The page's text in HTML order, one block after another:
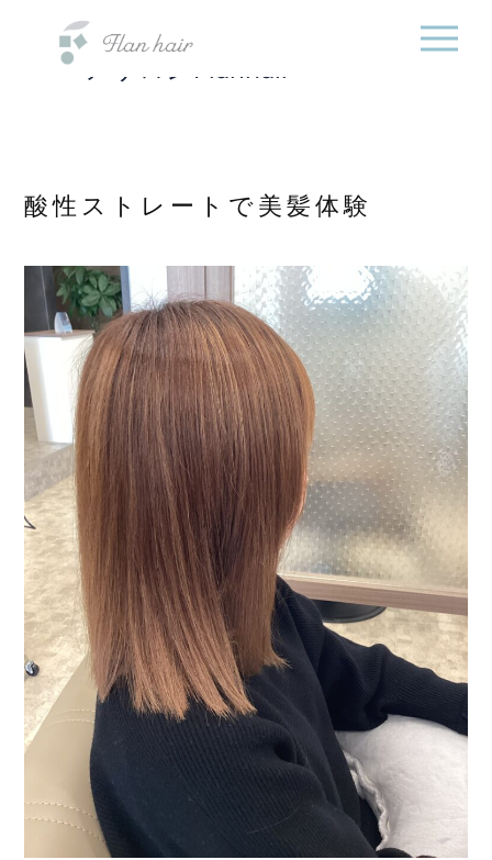
院・半個室オーガニック
ヘアサロンFlanhair
酸性ストレートで美髪体験